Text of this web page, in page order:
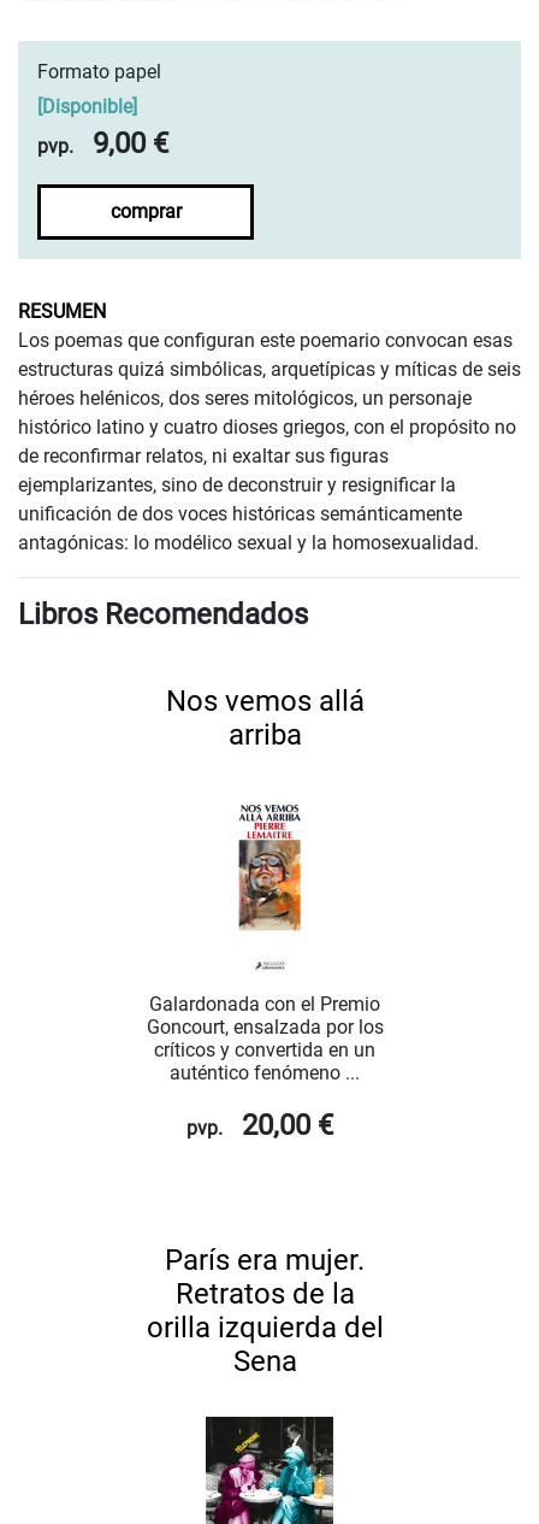
Formato papel
Disponible]
pvp.
9,00 €
comprar
RESUMEN
Los poemas que configuran este poemario convocan esas
estructuras quizá simbólicas, arquetípicas y míticas de seis
héroes helénicos, dos seres mitológicos, un personaje
histórico latino y cuatro dioses griegos, con el propósito no
de reconfirmar relatos, ni exaltar sus figuras
ejemplarizantes, sino de deconstruir y resignificar la
unificación de dos voces históricas semánticamente
antagónicas: lo modélico sexual y la homosexualidad.
Libros Recomendados
Nos vemos allá
arriba
Galardonada con el Premio
Goncourt, ensalzada por los
críticos y convertida en un
auténtico fenómeno ...
pvp. 20,00 €
París era mujer.
Retratos de la
orilla izquierda del
Sena